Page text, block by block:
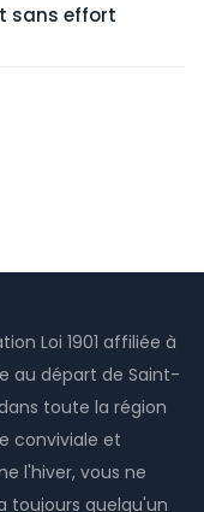
sans effort
Loi 1901 affiliée à
au départ de Saint-
toute la région
conviviale et
l'hiver, vous ne
toujours quelqu'un